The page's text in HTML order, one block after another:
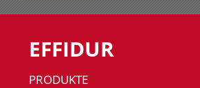
EFFIDUR
PRODUKTE